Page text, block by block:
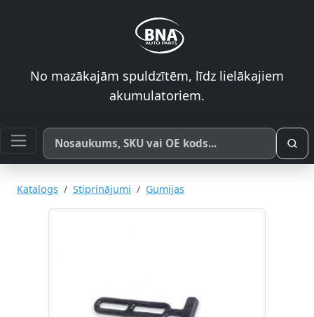
No mazākajām spuldzītēm, līdz lielākajiem
akumulatoriem.
Meklēt pēc produkta nosaukuma, SKU vai OE koda
Katalogs Stiprinājumi Gumijas